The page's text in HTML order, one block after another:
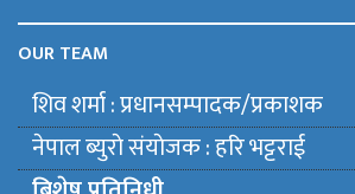
OUR TEAM
शिव शर्मा : प्रधानसम्पादक/प्रकाशक
नेपाल ब्युराे संयाेजक : हरि भट्टराई